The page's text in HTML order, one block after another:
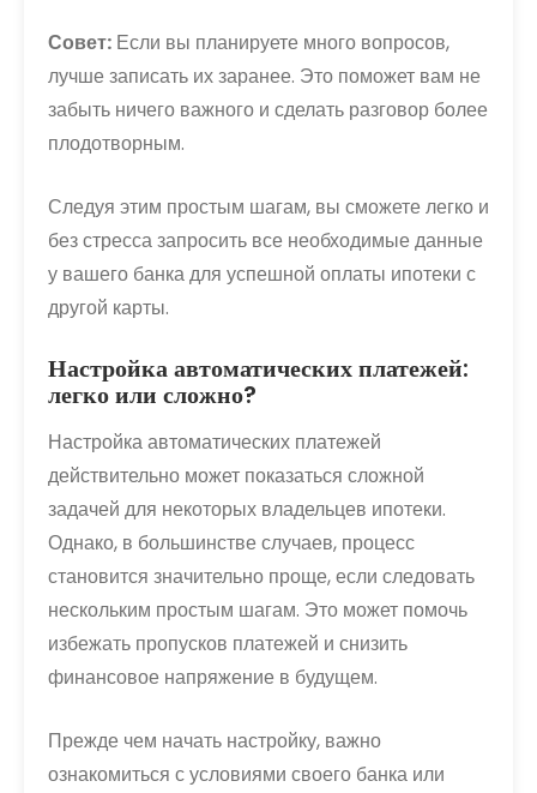
Совет: Если вы планируете много вопросов,
лучше записать их заранее. Это поможет вам не
забыть ничего важного и сделать разговор более
плодотворным.
Следуя этим простым шагам, вы сможете легко и
без стресса запросить все необходимые данные
у вашего банка для успешной оплаты ипотеки с
другой карты.
Настройка автоматических платежей:
легко или сложно?
Настройка автоматических платежей
действительно может показаться сложной
задачей для некоторых владельцев ипотеки.
Однако, в большинстве случаев, процесс
становится значительно проще, если следовать
нескольким простым шагам. Это может помочь
избежать пропусков платежей и снизить
финансовое напряжение в будущем.
Прежде чем начать настройку, важно
ознакомиться с условиями своего банка или